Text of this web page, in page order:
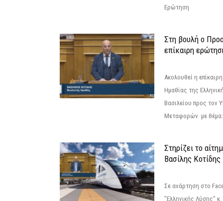
Ερώτηση
Στη βουλή ο
επίκαιρη
Ακολουθεί η
Ημαθίας της
Βασιλείου προς τον
Μεταφορών με θέμα:
Στηρίζει το
Βασίλης Κοτίδης
Σε ανάρτηση στο
"Ελληνικής Λύσης"